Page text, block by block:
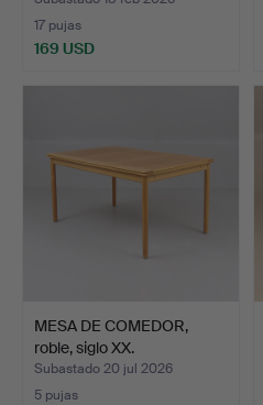
17 pujas
169 USD
MESA DE COMEDOR,
roble, siglo XX.
Subastado 20 jul 2026
5 pujas